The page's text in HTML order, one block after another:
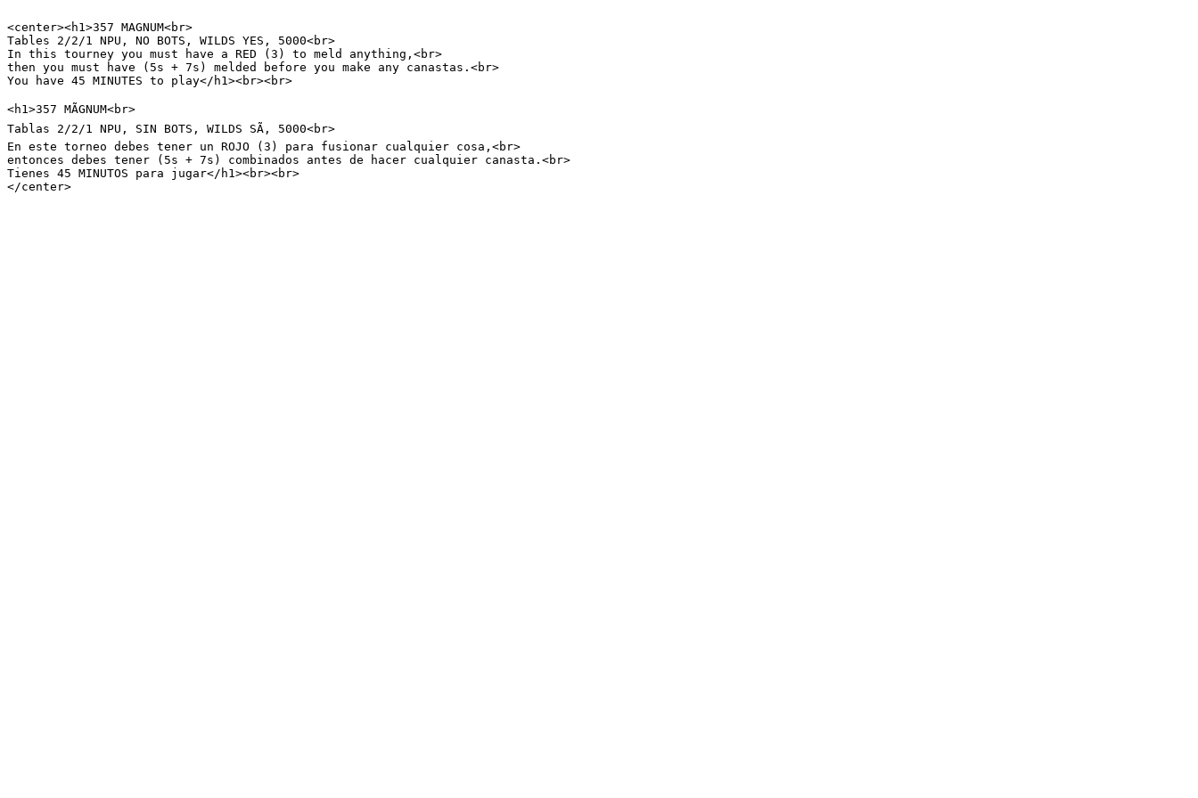
<center><h1>357 MAGNUM<br>
Tables 2/2/1 NPU, NO BOTS, WILDS YES, 5000<br>
In this tourney you must have a RED (3) to meld anything,<br>
then you must have (5s + 7s) melded before you make any canastas.<br>
You have 45 MINUTES to play</h1><br><br>
<h1>357 MÃGNUM<br>
Tablas 2/2/1 NPU, SIN BOTS, WILDS SÃ, 5000<br>
En este torneo debes tener un ROJO (3) para fusionar cualquier cosa,<br>
entonces debes tener (5s + 7s) combinados antes de hacer cualquier canasta.<br>
Tienes 45 MINUTOS para jugar</h1><br><br>
</center>